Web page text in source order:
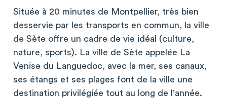
Située à 20 minutes de Montpellier, très bien
desservie par les transports en commun, la ville
de Sète offre un cadre de vie idéal (culture,
nature, sports). La ville de Sète appelée La
Venise du Languedoc, avec la mer, ses canaux,
ses étangs et ses plages font de la ville une
destination privilégiée tout au long de l'année.